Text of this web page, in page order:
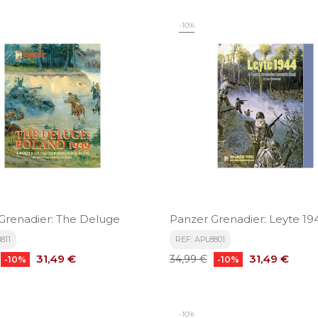
The Deluge
-10% Precio
31,49 €
-10%
Panzer Grenadier: Leyte
REF: APL8801
Precio
34,99 € -10% Precio
31,49 €
-10%